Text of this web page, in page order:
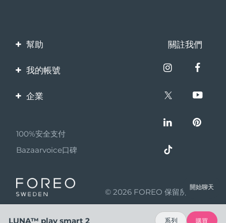
幫助
聯繫我們
保修與退換貨
關註我們
我的帳號
產品註冊
企業
夥伴計畫
聯盟新聞
成為合作夥伴
100%安全支付
Bazaarvoice口碑
© 2026 FOREO 保留所有權利
開始聊天
LUNA™ play smart 2 系列 購買